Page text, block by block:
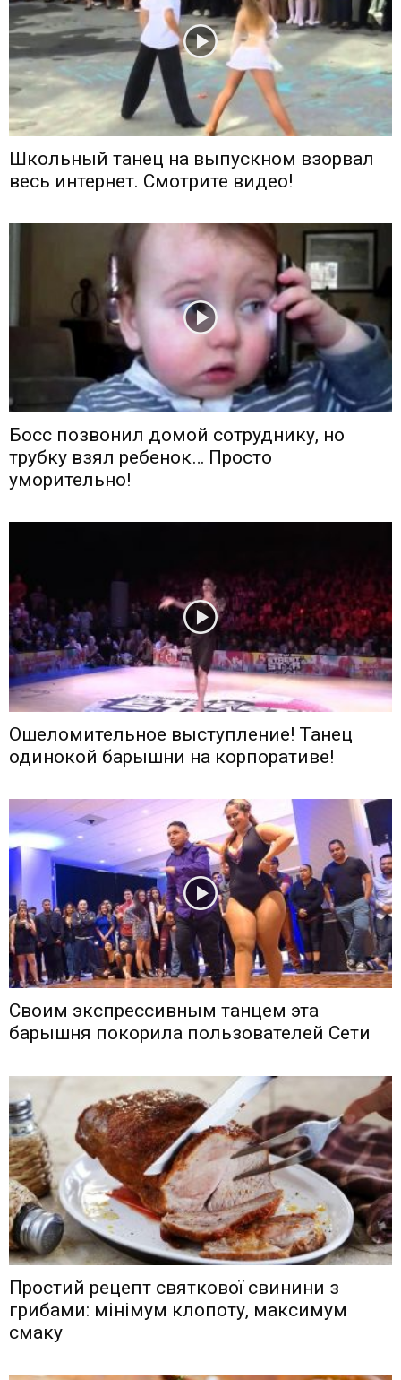
Школьный танец на выпускном взорвал
весь интернет. Смотрите видео!
Босс позвонил домой сотруднику, но
трубку взял ребенок… Просто
уморительно!
Ошеломительное выступление! Танец
одинокой барышни на корпоративе!
Своим экспрессивным танцем эта
барышня покорила пользователей Сети
Простий рецепт святкової свинини з
грибами: мінімум клопоту, максимум
смаку